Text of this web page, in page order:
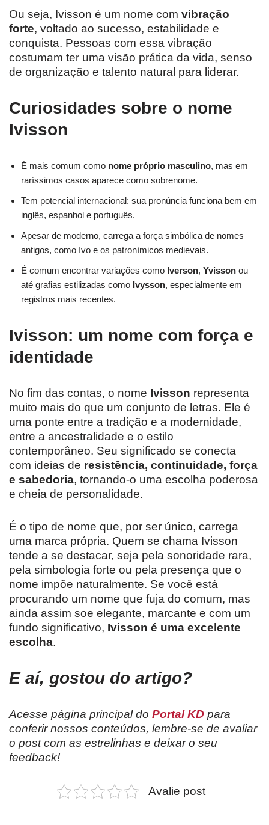
Ou seja, Ivisson é um nome com vibração
forte, voltado ao sucesso, estabilidade e
conquista. Pessoas com essa vibração
costumam ter uma visão prática da vida, senso
de organização e talento natural para liderar.
Curiosidades sobre o nome
Ivisson
É mais comum como nome próprio masculino, mas em
raríssimos casos aparece como sobrenome.
Tem potencial internacional: sua pronúncia funciona bem em
inglês, espanhol e português.
Apesar de moderno, carrega a força simbólica de nomes
antigos, como Ivo e os patronímicos medievais.
É comum encontrar variações como Iverson, Yvisson ou
até grafias estilizadas como Ivysson, especialmente em
registros mais recentes.
Ivisson: um nome com força e
identidade
No fim das contas, o nome Ivisson representa
muito mais do que um conjunto de letras. Ele é
uma ponte entre a tradição e a modernidade,
entre a ancestralidade e o estilo
contemporâneo. Seu significado se conecta
com ideias de resistência, continuidade, força
e sabedoria, tornando-o uma escolha poderosa
e cheia de personalidade.
É o tipo de nome que, por ser único, carrega
uma marca própria. Quem se chama Ivisson
tende a se destacar, seja pela sonoridade rara,
pela simbologia forte ou pela presença que o
nome impõe naturalmente. Se você está
procurando um nome que fuja do comum, mas
ainda assim soe elegante, marcante e com um
fundo significativo, Ivisson é uma excelente
escolha.
E aí, gostou do artigo?
Acesse página principal do Portal KD para
conferir nossos conteúdos, lembre-se de avaliar
o post com as estrelinhas e deixar o seu
feedback!
Avalie post